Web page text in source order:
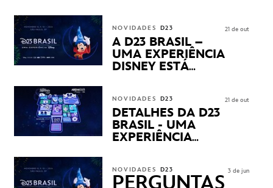
APRESENTAÇÕES E
PRODUTOS EXCLUSIVOS
NO TRANSAMÉRICA EXPO
CENTER EM SÃO PAULO
NOVIDADES D23
A D23 BRASIL –
UMA EXPERIÊNCIA
DISNEY ESTÁ
21 de out
NOVIDADES D23
DETALHES DA D23
BRASIL - UMA
EXPERIÊNCIA
21 de out
NOVIDADES D23 3 de jun